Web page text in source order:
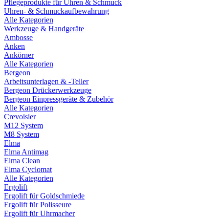
Pflegeprodukte für Uhren & Schmuck
Uhren- & Schmuckaufbewahrung
Alle Kategorien
Werkzeuge & Handgeräte
Ambosse
Anken
Ankörner
Alle Kategorien
Bergeon
Arbeitsunterlagen & -Teller
Bergeon Drückerwerkzeuge
Bergeon Einpressgeräte & Zubehör
Alle Kategorien
Crevoisier
M12 System
M8 System
Elma
Elma Antimag
Elma Clean
Elma Cyclomat
Alle Kategorien
Ergolift
Ergolift für Goldschmiede
Ergolift für Polisseure
Ergolift für Uhrmacher